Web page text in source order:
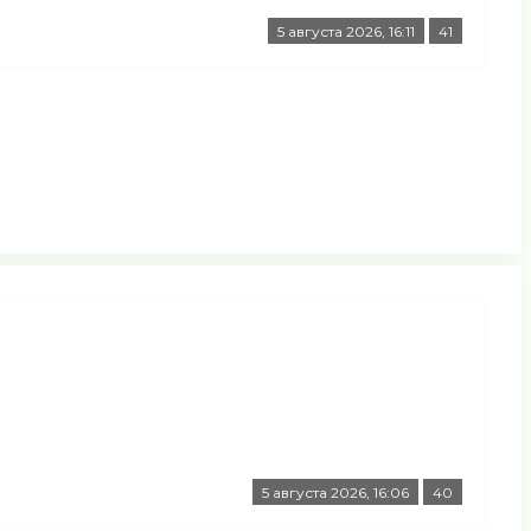
5 августа 2026, 16:11 41
5 августа 2026, 16:06 40